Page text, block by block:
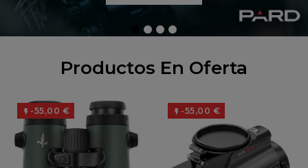
Productos En Oferta
 -55,00 €  -55,00 €